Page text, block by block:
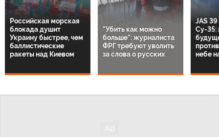
Российская морская
блокада душит
Украину быстрее, чем
баллистические
ракеты над Киевом
"Убить как можно
больше": журналиста
ФРГ требуют уволить
за слова о русских
JAS
Су-35:
небе